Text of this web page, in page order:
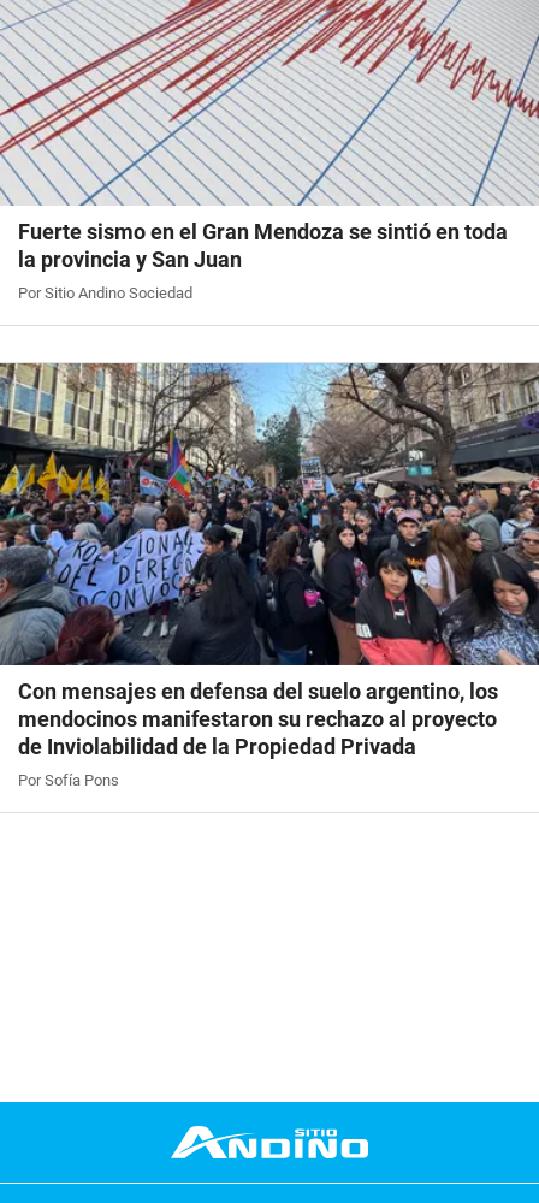
Fuerte sismo en el Gran Mendoza se sintió en toda
la provincia y San Juan
Por Sitio Andino Sociedad
Con mensajes en defensa del suelo argentino, los
mendocinos manifestaron su rechazo al proyecto
de Inviolabilidad de la Propiedad Privada
Por Sofía Pons